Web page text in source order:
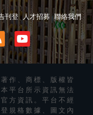
刊登 人才招募 聯絡我們
作、商標、版權皆
平台所示資訊無法
方資訊。平台不經
規格數據、圖文內